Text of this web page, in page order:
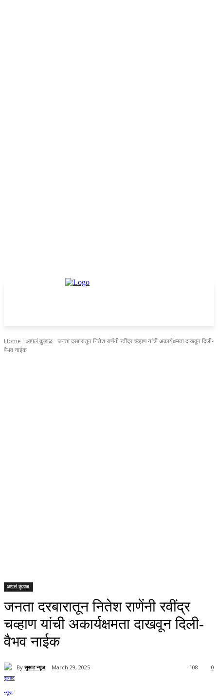
Home आपलं कुडाळ जनता दरबारातून नितेश राणेंनी रवींद्र चव्हाण यांची अकार्यक्षमता दाखवून दिली-
वैभव नाईक
आपलं कुडाळ
जनता दरबारातून नितेश राणेंनी रवींद्र
चव्हाण यांची अकार्यक्षमता दाखवून दिली-
वैभव नाईक
By सुसाट न्यूज March 29, 2025 0
108